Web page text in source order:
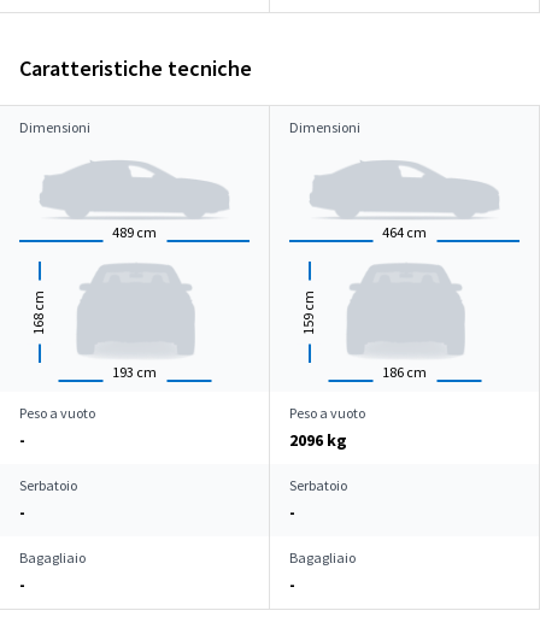
Caratteristiche tecniche
Dimensioni
489 cm
193 cm
168
cm
Dimensioni
464 cm
186 cm
159
cm
Peso a vuoto
-
Peso a vuoto
2096 kg
Serbatoio
-
Serbatoio
-
Bagagliaio
-
Bagagliaio
-